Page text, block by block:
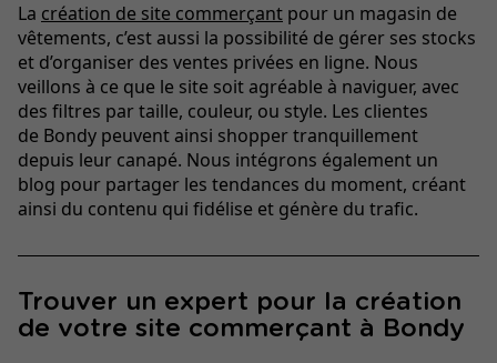
La création de site commerçant pour un magasin de
vêtements, c’est aussi la possibilité de gérer ses stocks
et d’organiser des ventes privées en ligne. Nous
veillons à ce que le site soit agréable à naviguer, avec
des filtres par taille, couleur, ou style. Les clientes
de Bondy peuvent ainsi shopper tranquillement
depuis leur canapé. Nous intégrons également un
blog pour partager les tendances du moment, créant
ainsi du contenu qui fidélise et génère du trafic.
Trouver un expert pour la création
de votre site commerçant à Bondy